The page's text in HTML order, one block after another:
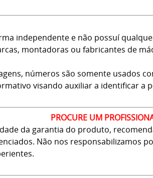
independente e não possuí
montadoras ou fabricantes de
números são somente usados
visando auxiliar a identificar a
PROCURE UM
da garantia do produto,
Não nos responsabilizamos